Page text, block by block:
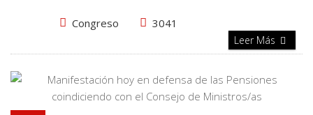
Congreso 3041
Leer Más